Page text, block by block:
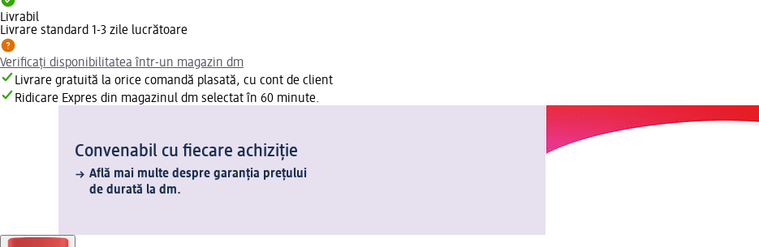
Livrabil
Livrare standard 1-3 zile lucrătoare
Verificați disponibilitatea într-un magazin dm
Livrare gratuită la orice comandă plasată, cu cont de client
Ridicare Expres din magazinul dm selectat în 60 minute.
Convenabil cu fiecare achiziție
Află mai multe despre garanția prețului
de durată la dm.